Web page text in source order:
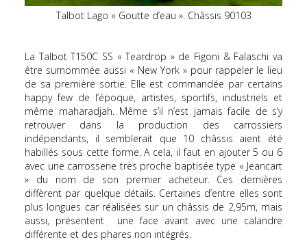
Talbot Lago « Goutte d’eau ». Châssis 90103
La Talbot T150C SS « Teardrop » de Figoni & Falaschi va
être surnommée aussi « New York » pour rappeler le lieu
de sa première sortie. Elle est commandée par certains
happy few de l’époque, artistes, sportifs, industriels et
même maharadjah. Même s’il n’est jamais facile de s’y
retrouver dans la production des carrossiers
indépendants, il semblerait que 10 châssis aient été
habillés sous cette forme. A cela, il faut en ajouter 5 ou 6
avec une carrosserie très proche baptisée type « Jeancart
» du nom de son premier acheteur. Ces dernières
diffèrent par quelque détails. Certaines d’entre elles sont
plus longues car réalisées sur un châssis de 2,95m, mais
aussi, présentent une face avant avec une calandre
différente et des phares non intégrés.